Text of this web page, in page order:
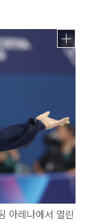
아레나에서 열린